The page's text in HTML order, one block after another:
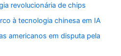
revolucionária de chips
à tecnologia chinesa em IA
americanos em disputa pela